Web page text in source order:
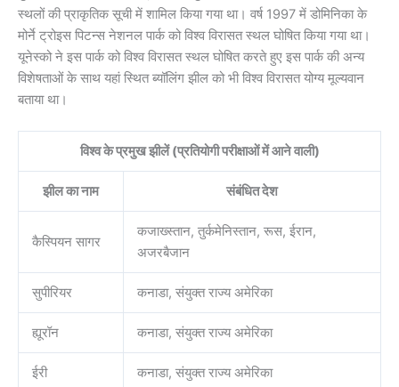
स्थलों की प्राकृतिक सूची में शामिल किया गया था। वर्ष 1997 में डोमिनिका के
मोर्ने ट्रोइस पिटन्स नेशनल पार्क को विश्व विरासत स्थल घोषित किया गया था।
यूनेस्को ने इस पार्क को विश्व विरासत स्थल घोषित करते हुए इस पार्क की अन्य
विशेषताओं के साथ यहां स्थित ब्यॉलिंग झील को भी विश्व विरासत योग्य मूल्यवान
बताया था।
विश्व के प्रमुख झीलें (प्रतियोगी परीक्षाओं में आने वाली)
झील का नाम संबंधित देश
कैस्पियन सागर
कजाख्स्तान, तुर्कमेनिस्तान, रूस, ईरान,
अजरबैजान
सुपीरियर कनाडा, संयुक्त राज्य अमेरिका
ह्यूरॉन कनाडा, संयुक्त राज्य अमेरिका
ईरी कनाडा, संयुक्त राज्य अमेरिका